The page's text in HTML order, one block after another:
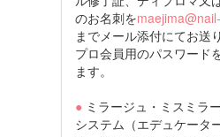
のお名刺を
までメール添付にてお送
プロ会員用のパスワード
ます。
● ミラージュ・ミスミラ
システム（エデュケータ